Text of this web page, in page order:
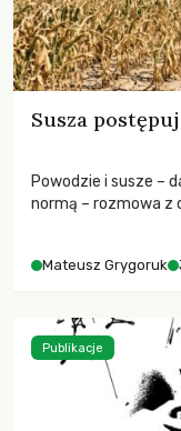
Susza
Powodzie i susze –
normą – rozmowa z
Mateusz Grygoruk
Publikacje